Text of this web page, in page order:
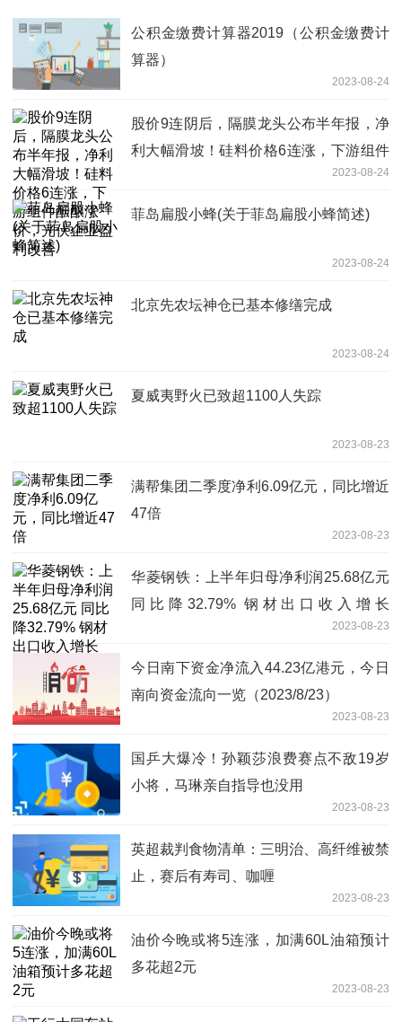
公积金缴费计算器2019（公积金缴费计
算器）
2023-08-24
股价9连阴后，隔膜龙头公布半年报，净
利大幅滑坡！硅料价格6连涨，下游组件
2023-08-24
菲岛扁股小蜂(关于菲岛扁股小蜂简述)
2023-08-24
北京先农坛神仓已基本修缮完成
2023-08-24
夏威夷野火已致超1100人失踪
2023-08-23
满帮集团二季度净利6.09亿元，同比增近
47倍
2023-08-23
华菱钢铁：上半年归母净利润25.68亿元
同比降32.79% 钢材出口收入增长
2023-08-23
今日南下资金净流入44.23亿港元，今日
南向资金流向一览（2023/8/23）
2023-08-23
国乒大爆冷！孙颖莎浪费赛点不敌19岁
小将，马琳亲自指导也没用
2023-08-23
英超裁判食物清单：三明治、高纤维被禁
止，赛后有寿司、咖喱
2023-08-23
油价今晚或将5连涨，加满60L油箱预计
多花超2元
2023-08-23